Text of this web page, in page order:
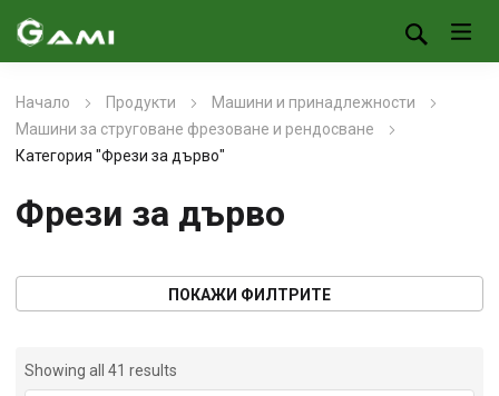
Начало Продукти
Машини и принадлежности
Машини за струговане фрезоване и рендосване
Категория "Фрези за дърво"
Фрези за дърво
ПОКАЖИ ФИЛТРИТЕ
Showing all 41 results